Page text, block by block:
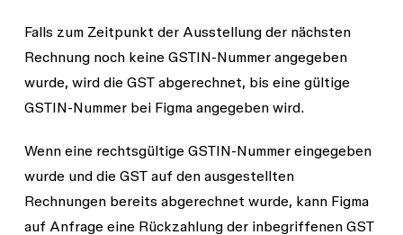
Falls zum Zeitpunkt der Ausstellung der nächsten
Rechnung noch keine GSTIN-Nummer angegeben
wurde, wird die GST abgerechnet, bis eine gültige
GSTIN-Nummer bei Figma angegeben wird.
Wenn eine rechtsgültige GSTIN-Nummer eingegeben
wurde und die GST auf den ausgestellten
Rechnungen bereits abgerechnet wurde, kann Figma
auf Anfrage eine Rückzahlung der inbegriffenen GST